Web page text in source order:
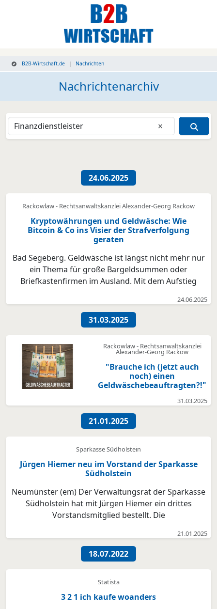
B2B-Wirtschaft.de Nachrichten
Nachrichtenarchiv
Eingabe
24.06.2025
Rackowlaw - Rechtsanwaltskanzlei Alexander-Georg Rackow
Kryptowährungen und Geldwäsche: Wie
Bitcoin & Co ins Visier der Strafverfolgung
geraten
Bad Segeberg. Geldwäsche ist längst nicht mehr nur
ein Thema für große Bargeldsummen oder
Briefkastenfirmen im Ausland. Mit dem Aufstieg
Monero hat sich ein neues Schlupfloch für Kriminelle
aufgetan – und eine neue rechtliche Gefahrenquelle
für unbedarft...
24.06.2025
31.03.2025
Rackowlaw - Rechtsanwaltskanzlei
Alexander-Georg Rackow
"Brauche ich (jetzt auch
noch) einen
Geldwäschebeauftragten?!"
31.03.2025
21.01.2025
Sparkasse Südholstein
Jürgen Hiemer neu im Vorstand der Sparkasse
Südholstein
Neumünster (em) Der Verwaltungsrat der Sparkasse
Südholstein hat mit Jürgen Hiemer ein drittes
Vorstandsmitglied bestellt. Die
Sparkasse Südholstein hat in seiner heutigen Sitzung
seine Bestellung genehmigt. Jürgen Hiemer wird
seine Vor-standstätigkeit am 1. Ap...
21.01.2025
18.07.2022
Statista
3 2 1 ich kaufe woanders